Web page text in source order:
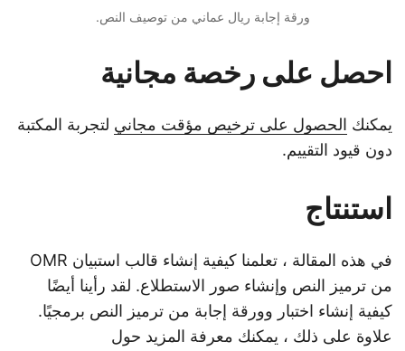
ورقة إجابة ريال عماني من توصيف النص.
احصل على رخصة مجانية
يمكنكالحصول على ترخيص مؤقت مجانيلتجربة المكتبة
دون قيود التقييم.
استنتاج
في هذه المقالة ، تعلمنا كيفية إنشاء قالب استبيان OMR
من ترميز النص وإنشاء صور الاستطلاع. لقد رأينا أيضًا
كيفية إنشاء اختبار وورقة إجابة من ترميز النص برمجيًا.
علاوة على ذلك ، يمكنك معرفة المزيد حول